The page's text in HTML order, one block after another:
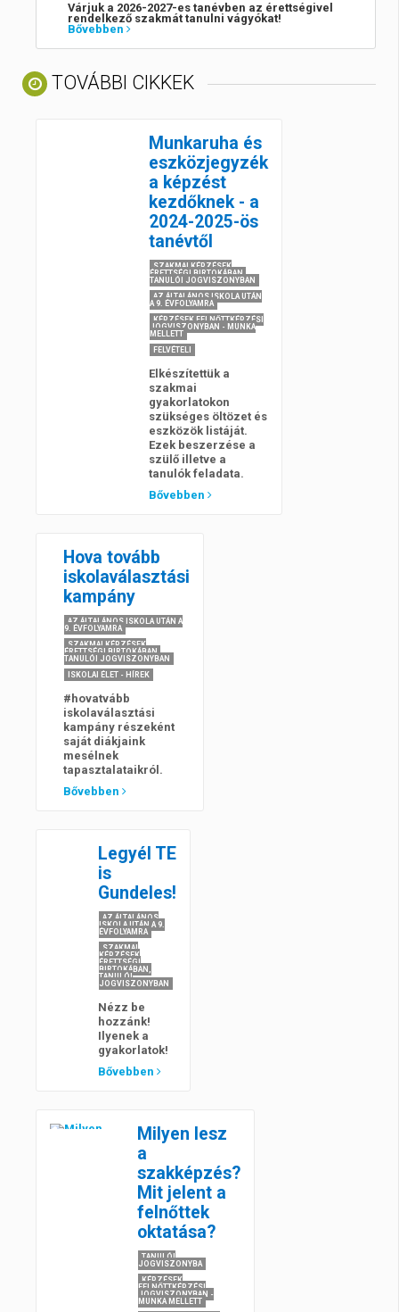
Várjuk a 2026-2027-es tanévben az érettségivel
rendelkező szakmát tanulni vágyókat!
Bővebben
TOVÁBBI CIKKEK
Munkaruha és
eszközjegyzék
a képzést
kezdőknek - a
2024-2025-ös
tanévtől
SZAKMAI KÉPZÉSEK
ÉRETTSÉGI BIRTOKÁBAN,
TANULÓI JOGVISZONYBAN
AZ ÁLTALÁNOS ISKOLA UTÁN
A 9. ÉVFOLYAMRA
KÉPZÉSEK FELNŐTTKÉPZÉSI
JOGVISZONYBAN - MUNKA
MELLETT
FELVÉTELI
Elkészítettük a
szakmai
gyakorlatokon
szükséges öltözet és
eszközök listáját.
Ezek beszerzése a
szülő illetve a
tanulók feladata.
Bővebben
Hova tovább
iskolaválasztási
kampány
AZ ÁLTALÁNOS ISKOLA UTÁN A
9. ÉVFOLYAMRA
SZAKMAI KÉPZÉSEK
ÉRETTSÉGI BIRTOKÁBAN,
TANULÓI JOGVISZONYBAN
ISKOLAI ÉLET - HÍREK
#hovatvább
iskolaválasztási
kampány részeként
saját diákjaink
mesélnek
tapasztalataikról.
Bővebben
Legyél TE
is
Gundeles!
AZ ÁLTALÁNOS
ISKOLA UTÁN A 9.
ÉVFOLYAMRA
SZAKMAI
KÉPZÉSEK
ÉRETTSÉGI
BIRTOKÁBAN,
TANULÓI
JOGVISZONYBAN
Nézz be
hozzánk!
Ilyenek a
gyakorlatok!
Bővebben
Milyen lesz
a
szakképzés?
Mit jelent a
felnőttek
oktatása?
TANULÓI
JOGVISZONYBA
KÉPZÉSEK
FELNŐTTKÉPZÉSI
JOGVISZONYBAN -
MUNKA MELLETT